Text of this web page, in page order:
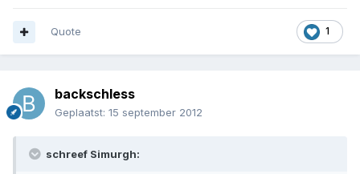
1
Quote
backschless
Geplaatst: 15 september 2012
schreef Simurgh: